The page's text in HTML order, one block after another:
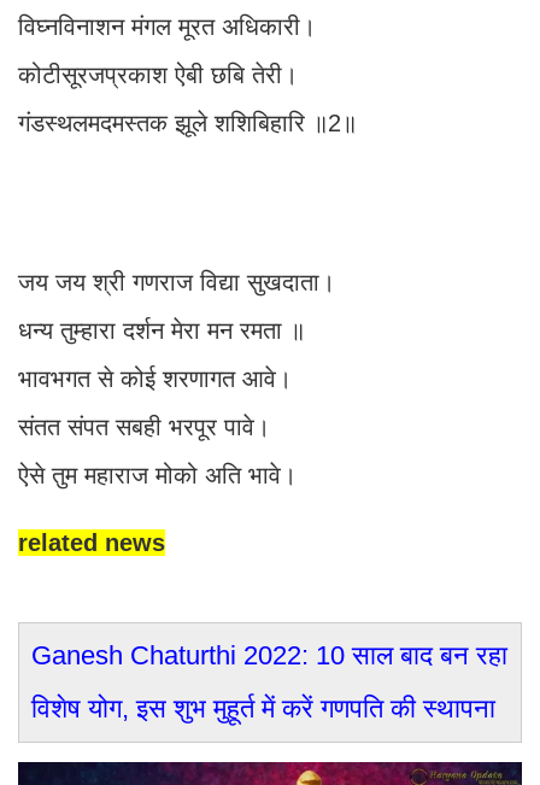
विघ्नविनाशन मंगल मूरत अधिकारी।
कोटीसूरजप्रकाश ऐबी छबि तेरी।
गंडस्थलमदमस्तक झूले शशिबिहारि ॥2॥
जय जय श्री गणराज विद्या सुखदाता।
धन्य तुम्हारा दर्शन मेरा मन रमता ॥
भावभगत से कोई शरणागत आवे।
संतत संपत सबही भरपूर पावे।
ऐसे तुम महाराज मोको अति भावे।
related news
Ganesh Chaturthi 2022: 10 साल बाद बन रहा
विशेष योग, इस शुभ मुहूर्त में करें गणपति की स्थापना